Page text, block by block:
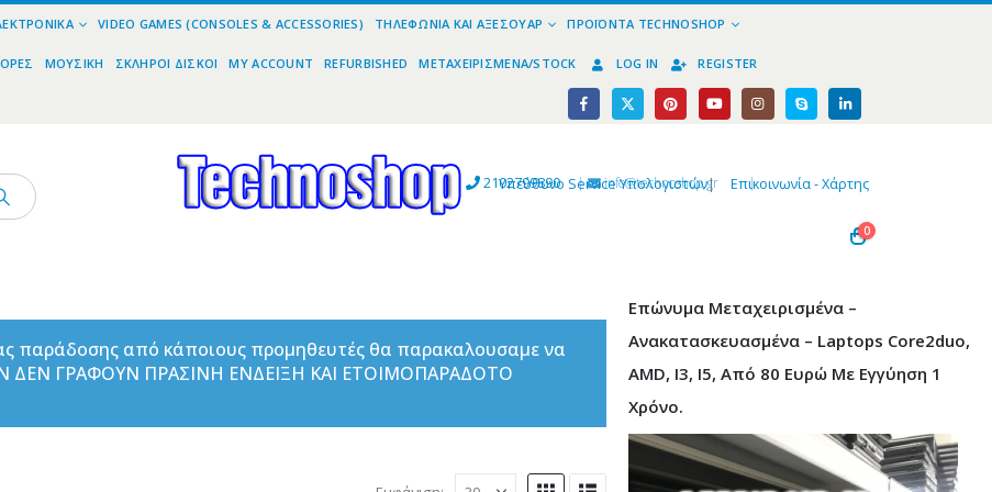
VIDEO GAMES (CONSOLES & ACCESSORIES) ΤΗΛΕΦΩΝΊΑ ΚΑΙ ΑΞΕΣΟΥΆΡ ΠΡΟΪΌΝΤΑ TECHNOSHOP
ΜΟΥΣΙΚΉ ΣΚΛΗΡΟΊ ΔΊΣΚΟΙ MY ACCOUNT REFURBISHED ΜΕΤΑΧΕΙΡΙΣΜΈΝΑ/STOCK LOG IN REGISTER
2102799890 | info@technoshop,gr |
Υπεύθυνο Service Υπολογιστών| Επικοινωνία - Χάρτης
0
παράδοσης από κάποιους προμηθευτές θα παρακαλουσαμε να
ΔΕΝ ΓΡΑΦΟΥΝ ΠΡΑΣΙΝΗ ΕΝΔΕΙΞΗ ΚΑΙ ΕΤΟΙΜΟΠΑΡΑΔΟΤΟ
Επώνυμα Μεταχειρισμένα –
Ανακατασκευασμένα – Laptops Core2duo,
AMD, I3, I5, Από 80 Ευρώ Με Εγγύηση 1
Χρόνο.